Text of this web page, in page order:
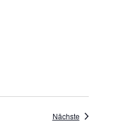
NächsteVeranstaltungen